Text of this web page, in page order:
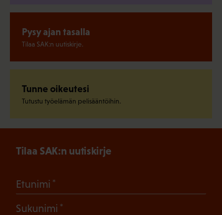
Pysy ajan tasalla
Tilaa SAK:n uutiskirje.
Tunne oikeutesi
Tutustu työelämän pelisääntöihin.
Tilaa SAK:n uutiskirje
Etunimi
Sukunimi